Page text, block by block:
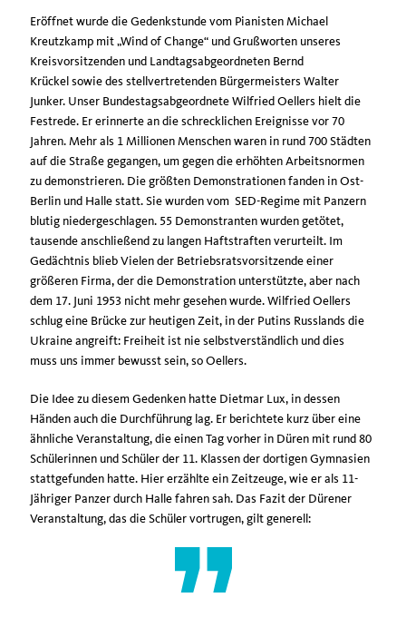
Eröffnet wurde die Gedenkstunde vom Pianisten Michael
Kreutzkamp mit „Wind of Change“ und Grußworten unseres
Kreisvorsitzenden und Landtagsabgeordneten Bernd
Krückel sowie des stellvertretenden Bürgermeisters Walter
Junker. Unser Bundestagsabgeordnete Wilfried Oellers hielt die
Festrede. Er erinnerte an die schrecklichen Ereignisse vor 70
Jahren. Mehr als 1 Millionen Menschen waren in rund 700 Städten
auf die Straße gegangen, um gegen die erhöhten Arbeitsnormen
zu demonstrieren. Die größten Demonstrationen fanden in Ost-
Berlin und Halle statt. Sie wurden vom SED-Regime mit Panzern
blutig niedergeschlagen. 55 Demonstranten wurden getötet,
tausende anschließend zu langen Haftstraften verurteilt. Im
Gedächtnis blieb Vielen der Betriebsratsvorsitzende einer
größeren Firma, der die Demonstration unterstützte, aber nach
dem 17. Juni 1953 nicht mehr gesehen wurde. Wilfried Oellers
schlug eine Brücke zur heutigen Zeit, in der Putins Russlands die
Ukraine angreift: Freiheit ist nie selbstverständlich und dies
muss uns immer bewusst sein, so Oellers.
Die Idee zu diesem Gedenken hatte Dietmar Lux, in dessen
Händen auch die Durchführung lag. Er berichtete kurz über eine
ähnliche Veranstaltung, die einen Tag vorher in Düren mit rund 80
Schülerinnen und Schüler der 11. Klassen der dortigen Gymnasien
stattgefunden hatte. Hier erzählte ein Zeitzeuge, wie er als 11-
Jähriger Panzer durch Halle fahren sah. Das Fazit der Dürener
Veranstaltung, das die Schüler vortrugen, gilt generell: